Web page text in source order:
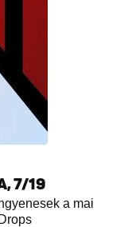
7/19
a mai